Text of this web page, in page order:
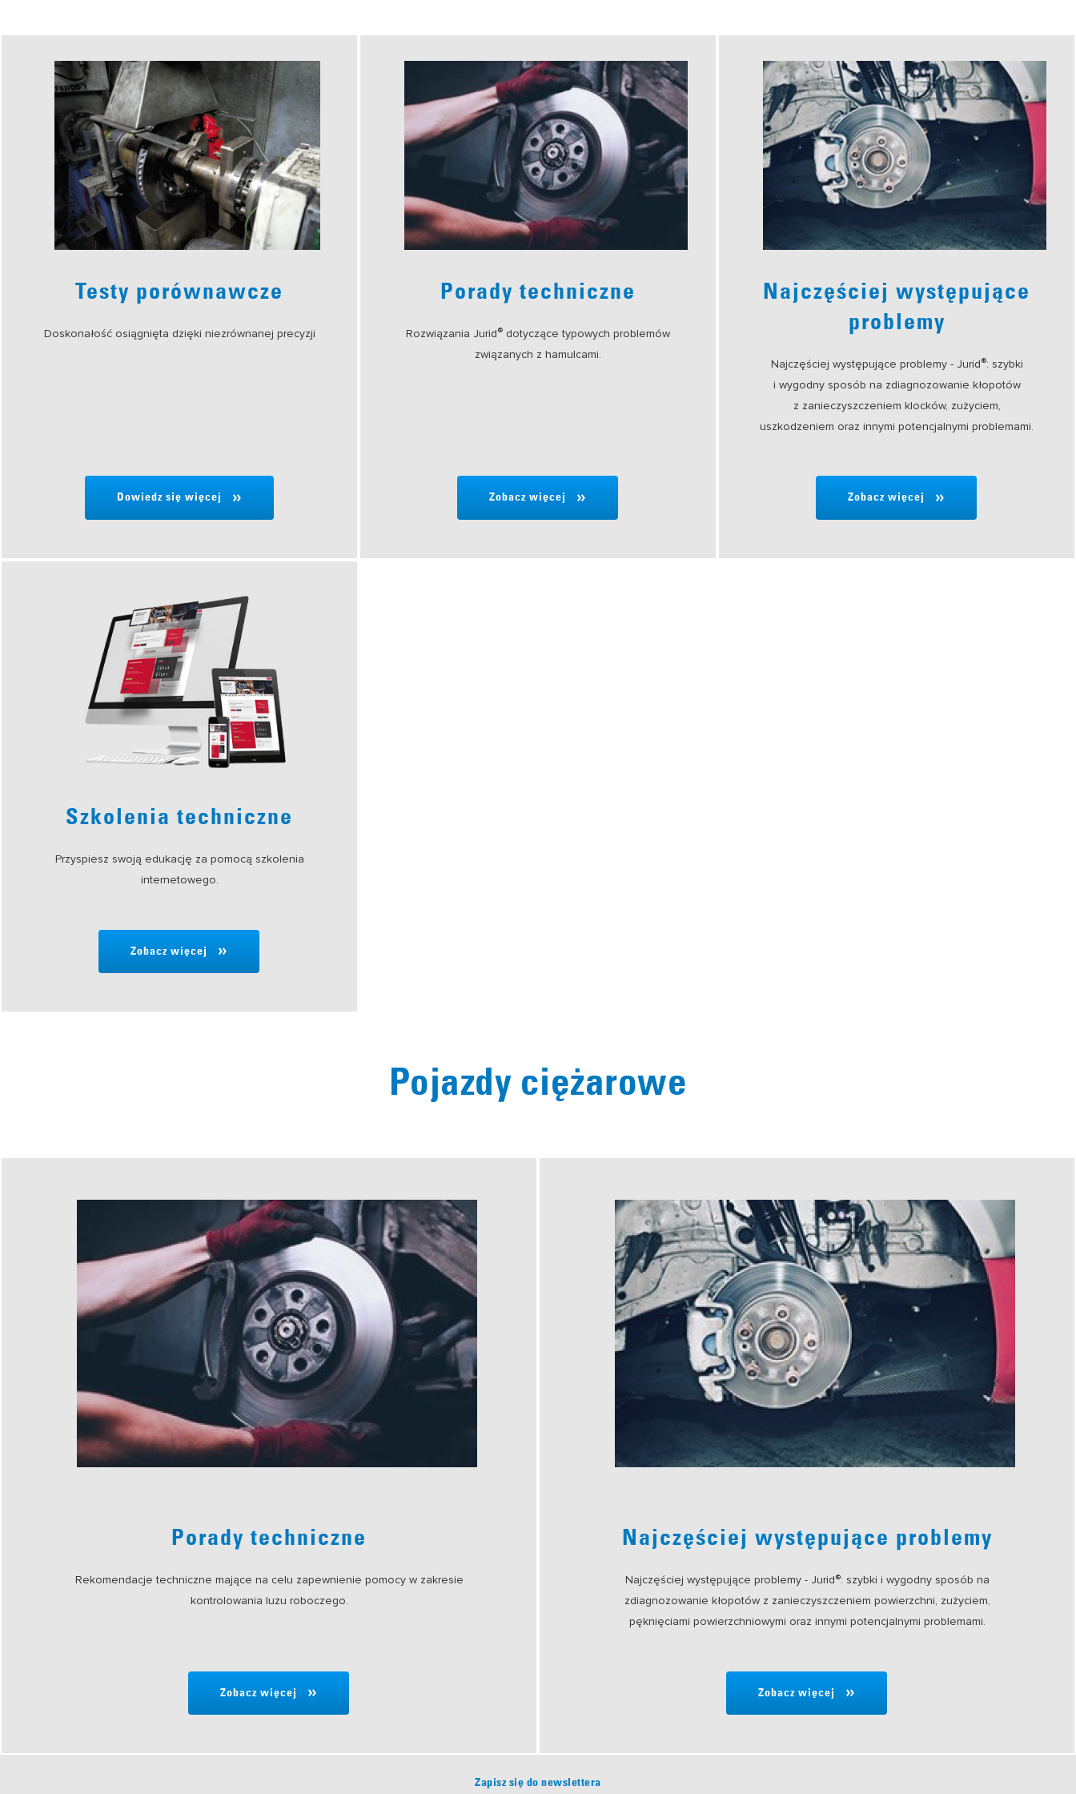
Testy porównawcze
Doskonałość osiągnięta dzięki niezrównanej precyzji
Dowiedz się więcej
Porady techniczne
Rozwiązania Jurid® dotyczące typowych problemów
związanych z hamulcami.
Zobacz więcej
Najczęściej występujące
problemy
Najczęściej występujące problemy - Jurid®: szybki
i wygodny sposób na zdiagnozowanie kłopotów
z zanieczyszczeniem klocków, zużyciem,
uszkodzeniem oraz innymi potencjalnymi problemami.
Zobacz więcej
Szkolenia techniczne
Przyspiesz swoją edukację za pomocą szkolenia
internetowego.
Zobacz więcej
Pojazdy ciężarowe
Porady techniczne
Rekomendacje techniczne mające na celu zapewnienie pomocy w zakresie
kontrolowania luzu roboczego.
Zobacz więcej
Najczęściej występujące problemy
Najczęściej występujące problemy - Jurid®: szybki i wygodny sposób na
zdiagnozowanie kłopotów z zanieczyszczeniem powierzchni, zużyciem,
pęknięciami powierzchniowymi oraz innymi potencjalnymi problemami.
Zobacz więcej
Zapisz się do newslettera